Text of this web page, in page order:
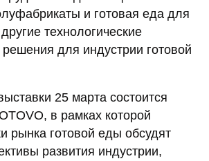
и готовая еда для
технологические
для индустрии готовой
25 марта состоится
в рамках которой
рынка готовой еды обсудят
развития индустрии,